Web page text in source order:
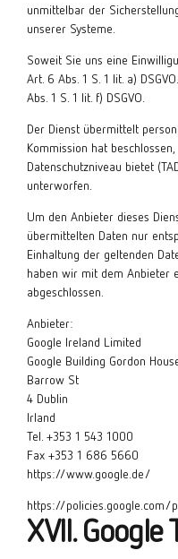
unmittelbar der
unserer Systeme.
Soweit Sie uns eine
Art. 6 Abs. 1 S. 1 lit. a)
Abs. 1 S. 1 lit. f) DSGVO.
Der Dienst übermittelt
Kommission hat
Datenschutzniveau bietet
unterworfen.
Um den Anbieter dieses
übermittelten Daten nur
Einhaltung der geltenden
haben wir mit dem Anbieter
abgeschlossen.
Anbieter:
Google Ireland Limited
Google Building Gordon
Barrow St
4 Dublin
Irland
Tel. +353 1 543 1000
Fax +353 1 686 5660
https://www.google.de/
https://policies.google.com/
XVII.